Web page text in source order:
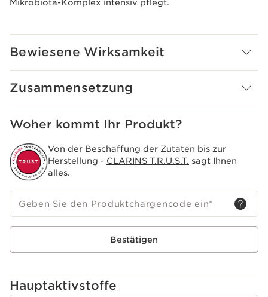
Mikrobiota-Komplex intensiv pflegt.
Bewiesene Wirksamkeit
Zusammensetzung
Woher kommt Ihr Produkt?
Von der Beschaffung der Zutaten bis zur
Herstellung - CLARINS T.R.U.S.T. sagt Ihnen
alles.
Geben Sie den Produktchargencode ein*
Bestätigen
Hauptaktivstoffe